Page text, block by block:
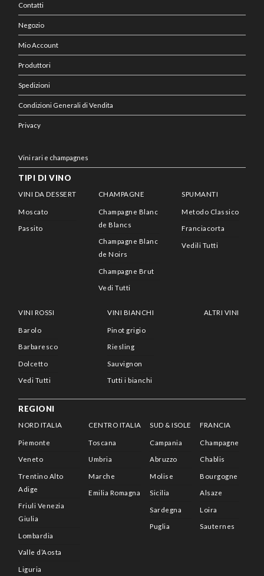
Contatti
Negozio
Mio Account
Produttori
Spedizioni
Condizioni Generali di Vendita
Privacy
Vini rari e champagnes
TIPI DI VINO
VINI DA DESSERT
Moscato
Passito
CHAMPAGNE
Champagne Blanc
de Blancs
Champagne Blanc
de Noirs
Champagne Brut
Vedi Tutti
SPUMANTI
Metodo Classico
Franciacorta
Vedili Tutti
VINI ROSSI
Barolo
Barbaresco
Dolcetto
Vedi Tutti
VINI BIANCHI
Pinot grigio
Riesling
Sauvignon
Tutti i bianchi
ALTRI VINI
REGIONI
NORD ITALIA
Piemonte
Veneto
Trentino Alto
Adige
Friuli Venezia
Giulia
Lombardia
Valle d’Aosta
Liguria
CENTRO ITALIA
Toscana
Umbria
Marche
Emilia Romagna
SUD & ISOLE
Campania
Abruzzo
Molise
Sicilia
Sardegna
Puglia
FRANCIA
Champagne
Chablis
Bourgogne
Alsaze
Loira
Sauternes